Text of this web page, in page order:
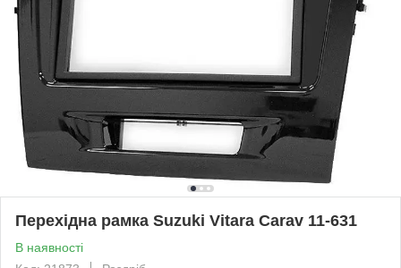
Перехідна рамка Suzuki Vitara Carav 11-631
В наявності